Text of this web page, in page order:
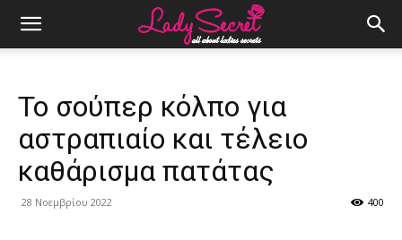
Το σούπερ κόλπο για
αστραπιαίο και τέλειο
καθάρισμα πατάτας
28 Νοεμβρίου 2022 400